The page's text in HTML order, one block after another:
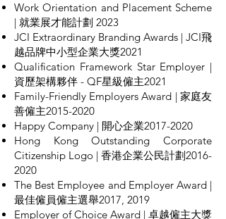
Work Orientation and Placement Scheme
| 就業展才能計劃 2023
JCI Extraordinary Branding Awards | JCI飛
越品牌中小型企業大獎2021
Qualification Framework Star Employer |
資歷架構夥伴 - QF星級僱主2021
Family-Friendly Employers Award | 家庭友
善僱主2015-2020
Happy Company | 開心企業2017-2020
Hong Kong Outstanding Corporate
Citizenship Logo | 香港企業公民計劃2016-
2020
The Best Employee and Employer Award |
最佳僱員僱主選舉2017, 2019
Employer of Choice Award | 卓越僱主大獎